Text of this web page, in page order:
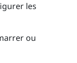
les
ou